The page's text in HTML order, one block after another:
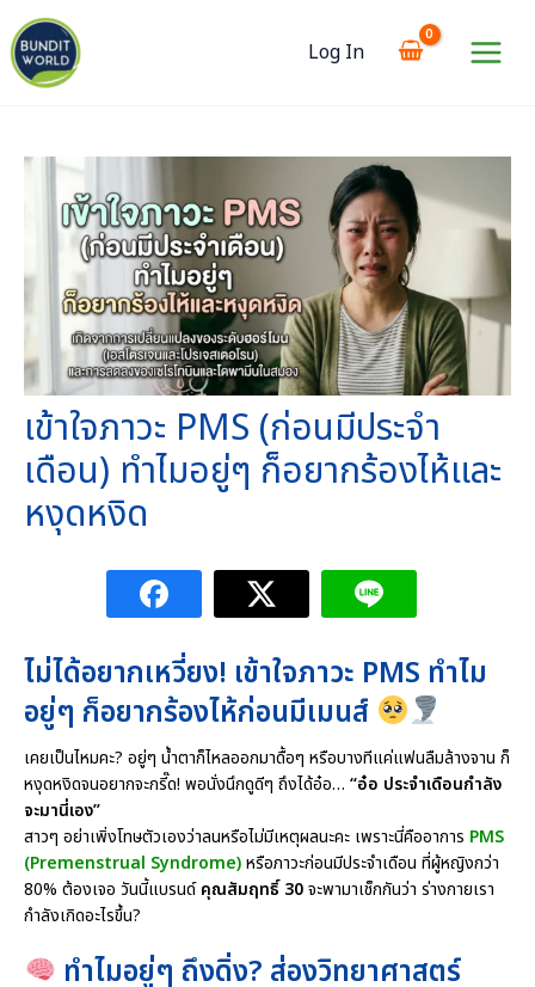
to
content
Log In
Main
เข้าใจภาวะ PMS (ก่อนมีประจำ
เดือน) ทำไมอยู่ๆ ก็อยากร้องไห้และ
หงุดหงิด
ไม่ได้อยากเหวี่ยง! เข้าใจภาวะ PMS ทำไม
อยู่ๆ ก็อยากร้องไห้ก่อนมีเมนส์
เคยเป็นไหมคะ? อยู่ๆ น้ำตาก็ไหลออกมาดื้อๆ หรือบางทีแค่แฟนลืมล้างจาน ก็
หงุดหงิดจนอยากจะกรี๊ด! พอนั่งนึกดูดีๆ ถึงได้อ๋อ… “อ๋อ ประจำเดือนกำลัง
จะมานี่เอง”
สาวๆ อย่าเพิ่งโทษตัวเองว่าลนหรือไม่มีเหตุผลนะคะ เพราะนี่คืออาการ PMS
(Premenstrual Syndrome)หรือภาวะก่อนมีประจำเดือน ที่ผู้หญิงกว่า
80% ต้องเจอ วันนี้แบรนด์คุณสัมฤทธิ์ 30จะพามาเช็กกันว่า ร่างกายเรา
กำลังเกิดอะไรขึ้น?
ทำไมอยู่ๆ ถึงดิ่ง? ส่องวิทยาศาสตร์